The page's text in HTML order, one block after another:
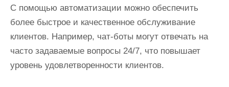
С помощью автоматизации можно обеспечить
более быстрое и качественное обслуживание
клиентов. Например, чат-боты могут отвечать на
часто задаваемые вопросы 24/7, что повышает
уровень удовлетворенности клиентов.